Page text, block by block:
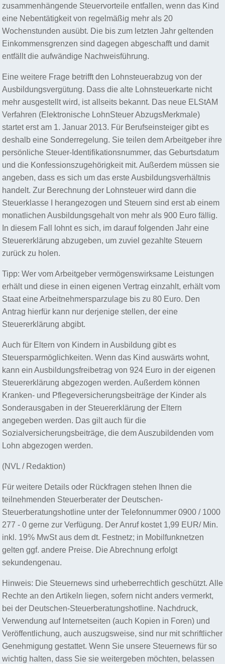
zusammenhängende Steuervorteile entfallen, wenn das Kind
eine Nebentätigkeit von regelmäßig mehr als 20
Wochenstunden ausübt. Die bis zum letzten Jahr geltenden
Einkommensgrenzen sind dagegen abgeschafft und damit
entfällt die aufwändige Nachweisführung.
Eine weitere Frage betrifft den Lohnsteuerabzug von der
Ausbildungsvergütung. Dass die alte Lohnsteuerkarte nicht
mehr ausgestellt wird, ist allseits bekannt. Das neue ELStAM
Verfahren (Elektronische LohnSteuer AbzugsMerkmale)
startet erst am 1. Januar 2013. Für Berufseinsteiger gibt es
deshalb eine Sonderregelung. Sie teilen dem Arbeitgeber ihre
persönliche Steuer-Identifikationsnummer, das Geburtsdatum
und die Konfessionszugehörigkeit mit. Außerdem müssen sie
angeben, dass es sich um das erste Ausbildungsverhältnis
handelt. Zur Berechnung der Lohnsteuer wird dann die
Steuerklasse I herangezogen und Steuern sind erst ab einem
monatlichen Ausbildungsgehalt von mehr als 900 Euro fällig.
In diesem Fall lohnt es sich, im darauf folgenden Jahr eine
Steuererklärung abzugeben, um zuviel gezahlte Steuern
zurück zu holen.
Tipp: Wer vom Arbeitgeber vermögenswirksame Leistungen
erhält und diese in einen eigenen Vertrag einzahlt, erhält vom
Staat eine Arbeitnehmersparzulage bis zu 80 Euro. Den
Antrag hierfür kann nur derjenige stellen, der eine
Steuererklärung abgibt.
Auch für Eltern von Kindern in Ausbildung gibt es
Steuersparmöglichkeiten. Wenn das Kind auswärts wohnt,
kann ein Ausbildungsfreibetrag von 924 Euro in der eigenen
Steuererklärung abgezogen werden. Außerdem können
Kranken- und Pflegeversicherungsbeiträge der Kinder als
Sonderausgaben in der Steuererklärung der Eltern
angegeben werden. Das gilt auch für die
Sozialversicherungsbeiträge, die dem Auszubildenden vom
Lohn abgezogen werden.
(NVL / Redaktion)
Für weitere Details oder Rückfragen stehen Ihnen die
teilnehmenden Steuerberater der Deutschen-
Steuerberatungshotline unter der Telefonnummer 0900 / 1000
277 - 0 gerne zur Verfügung. Der Anruf kostet 1,99 EUR/ Min.
inkl. 19% MwSt aus dem dt. Festnetz; in Mobilfunknetzen
gelten ggf. andere Preise. Die Abrechnung erfolgt
sekundengenau.
Hinweis: Die Steuernews sind urheberrechtlich geschützt. Alle
Rechte an den Artikeln liegen, sofern nicht anders vermerkt,
bei der Deutschen-Steuerberatungshotline. Nachdruck,
Verwendung auf Internetseiten (auch Kopien in Foren) und
Veröffentlichung, auch auszugsweise, sind nur mit schriftlicher
Genehmigung gestattet. Wenn Sie unsere Steuernews für so
wichtig halten, dass Sie sie weitergeben möchten, belassen